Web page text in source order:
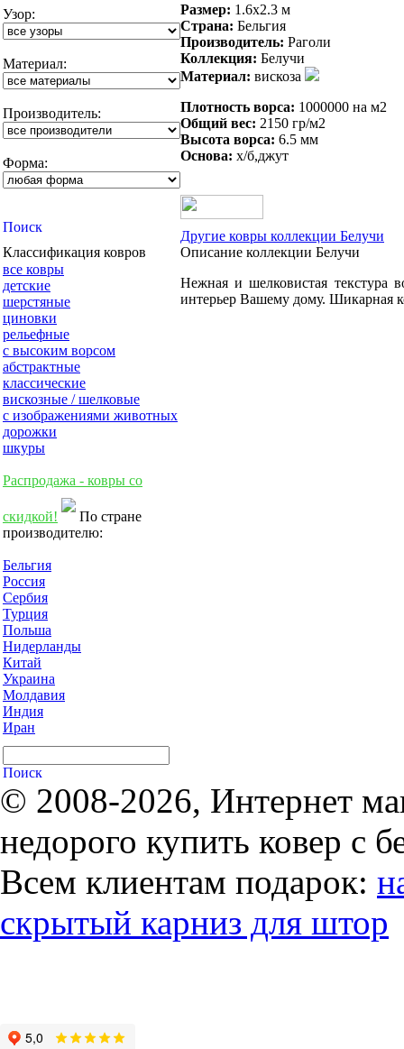
Узор:
Материал:
Производитель:
Форма:
Классификация ковров
все ковры
детские
шерстяные
циновки
рельефные
с высоким ворсом
абстрактные
классические
вискозные / шелковые
с изображениями животных
дорожки
шкуры
Распродажа - ковры со
скидкой!
По стране
производителю:
Бельгия
Россия
Сербия
Турция
Польша
Нидерланды
Китай
Украина
Молдавия
Индия
Иран
Размер: 1.6x2.3 м
Страна: Бельгия
Производитель: Раголи
Коллекция: Белучи
Материал: вискоза
Плотность ворса: 1000000 на м2
Общий вес: 2150 гр/м2
Высота ворса: 6.5 мм
Основа: х/б,джут
Другие ковры коллекции Белучи
Описание коллекции Белучи
Нежная и шелковистая текстура
интерьер Вашему дому. Шикарная
© 2008-2026, Интернет
недорого купить ковер с
Всем клиентам подарок:
скрытый карниз для штор